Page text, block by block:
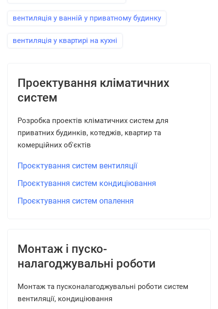
вентиляція у ванній у приватному будинку
вентиляція у квартирі на кухні
Проектування кліматичних
систем
Розробка проектів кліматичних систем для
приватних будинків, котеджів, квартир та
комерційних об'єктів
Проєктування систем вентиляції
Проєктування систем кондиціювання
Проєктування систем опалення
Монтаж і пуско-
налагоджувальні роботи
Монтаж та пусконалагоджувальні роботи систем
вентиляції, кондиціювання